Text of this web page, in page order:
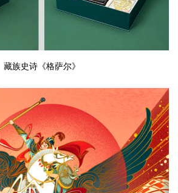
藏族史诗《格萨尔》